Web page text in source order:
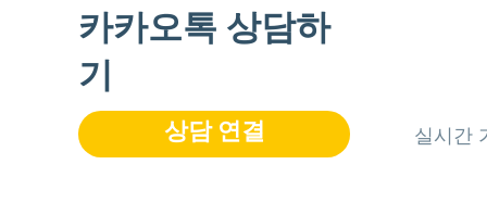
카카오톡 상담하
기
상담 연결 실시간